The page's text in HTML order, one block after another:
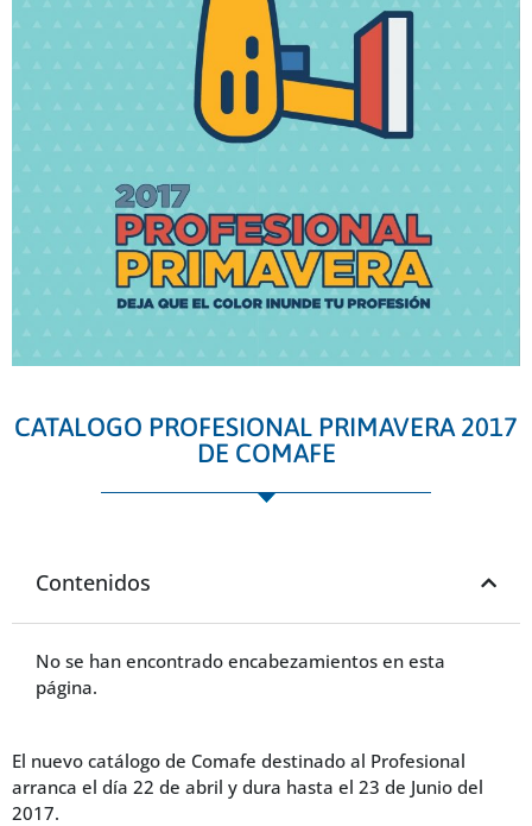
CATALOGO PROFESIONAL PRIMAVERA 2017
DE COMAFE
Contenidos
No se han encontrado encabezamientos en esta
página.
El nuevo catálogo de Comafe destinado al Profesional
arranca el día 22 de abril y dura hasta el 23 de Junio del
2017.